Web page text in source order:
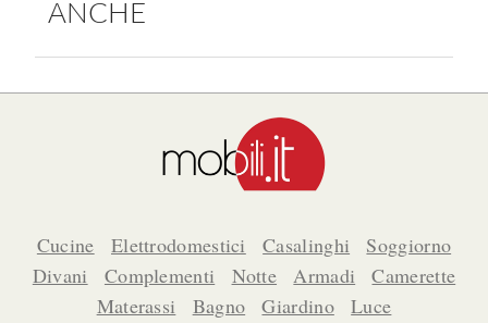
ANCHE
Cucine Elettrodomestici Casalinghi
Soggiorno
Divani
Complementi Notte Armadi
Camerette
Materassi
Bagno Giardino
Luce